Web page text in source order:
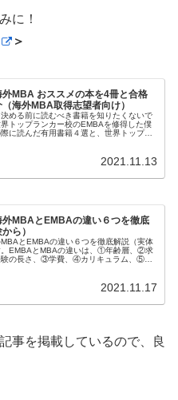
に！
＞
外MBA おススメの本を4冊と合格
海外MBA取得志望者向け）
める前に読むべき書籍を知りたくないで
トップランカー校のEMBAを修得した僕
に読んだ有用書籍４選と、世界トップ校
2021.11.13
外MBAとEMBAの違い６つを徹底
ら）
MBAとEMBAの違い６つを徹底解説（実体
。EMBAとMBAの違いは、①年齢層、②求
験の長さ、③学費、④カリキュラム、⑤１
2021.11.17
事を掲載しているので、良